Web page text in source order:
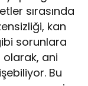
sırasında
kan
sorunlara
ani
Bu